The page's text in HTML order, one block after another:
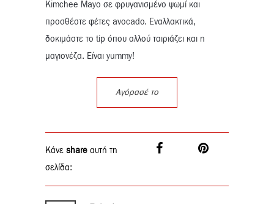
Kimchee Mayo σε φρυγανισμένο ψωμί και
προσθέστε φέτες avocado. Εναλλακτικά,
δοκιμάστε το tip όπου αλλού ταιριάζει και η
μαγιονέζα. Είναι yummy!
Αγόρασέ το
Κάνε share αυτή τη
σελίδα: